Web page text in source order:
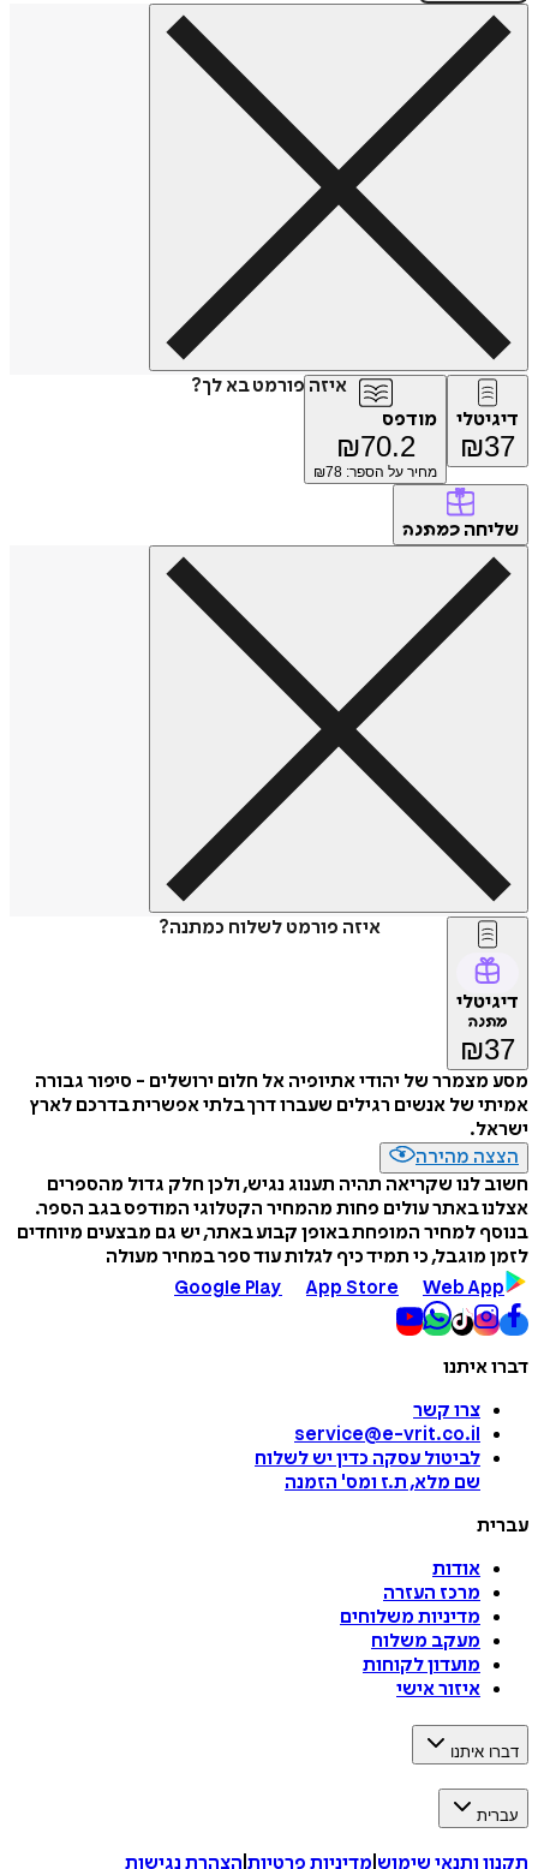
איזה פורמט בא לך?
דיגיטלי
₪37
מודפס
₪70.2
מחיר על הספר: ₪ 78
שליחה כמתנה
איזה פורמט לשלוח כמתנה?
דיגיטלי
מתנה
₪37
מסע מצמרר של יהודי אתיופיה אל חלום ירושלים - סיפור גבורה
אמיתי של אנשים רגילים שעברו דרך בלתי אפשרית בדרכם לארץ
ישראל.
הצצה מהירה
חשוב לנו שקריאה תהיה תענוג נגיש, ולכן חלק גדול מהספרים
אצלנו באתר עולים פחות מהמחיר הקטלוגי המודפס בגב הספר.
בנוסף למחיר המופחת באופן קבוע באתר, יש גם מבצעים מיוחדים
לזמן מוגבל, כי תמיד כיף לגלות עוד ספר במחיר מעולה
Google Play
App Store Web App
דברו איתנו
צרו קשר
service@e-vrit.co.il
לביטול עסקה כדין יש לשלוח
שם מלא, ת.ז ומס' הזמנה
עברית
אודות
מרכז העזרה
מדיניות משלוחים
מעקב משלוח
מועדון לקוחות
איזור אישי
דברו איתנו
עברית
תקנון ותנאי שימוש מדיניות פרטיות הצהרת נגישות